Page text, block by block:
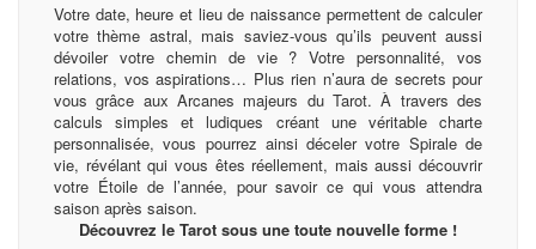
Votre date, heure et lieu de naissance permettent de calculer
votre thème astral, mais saviez-vous qu’ils peuvent aussi
dévoiler votre chemin de vie ? Votre personnalité, vos
relations, vos aspirations… Plus rien n’aura de secrets pour
vous grâce aux Arcanes majeurs du Tarot. À travers des
calculs simples et ludiques créant une véritable charte
personnalisée, vous pourrez ainsi déceler votre Spirale de
vie, révélant qui vous êtes réellement, mais aussi découvrir
votre Étoile de l’année, pour savoir ce qui vous attendra
saison après saison.
Découvrez le Tarot sous une toute nouvelle forme !